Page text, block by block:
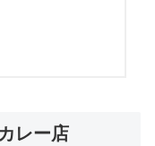
レー店